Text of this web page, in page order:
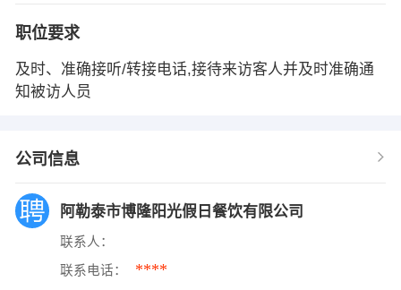
职位要求
及时、准确接听/转接电话,接待来访客人并及时准确通
知被访人员
公司信息
阿勒泰市博隆阳光假日餐饮有限公司
联系人：
联系电话： ****